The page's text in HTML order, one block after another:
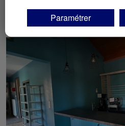
Hôtellerie et
vos centres d'intérêt. Seuls les
déposés et lus sur votre terminal.
Vous pouvez exprimer vos choix
"Continuer sans accepter" ou
moment en cliquant sur le lien
page.
Paramétrer